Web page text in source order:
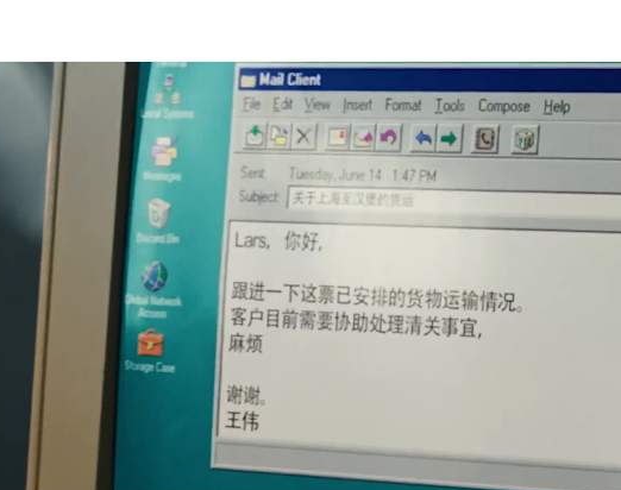
logistikalahenduste, projektitranspordi, kullerteenuste ja tollivormistuse alal.